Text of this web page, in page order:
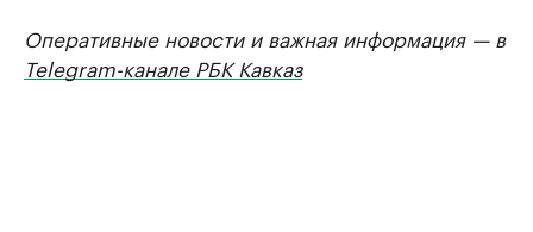
Оперативные новости и важная информация — в
Telegram-канале РБК Кавказ